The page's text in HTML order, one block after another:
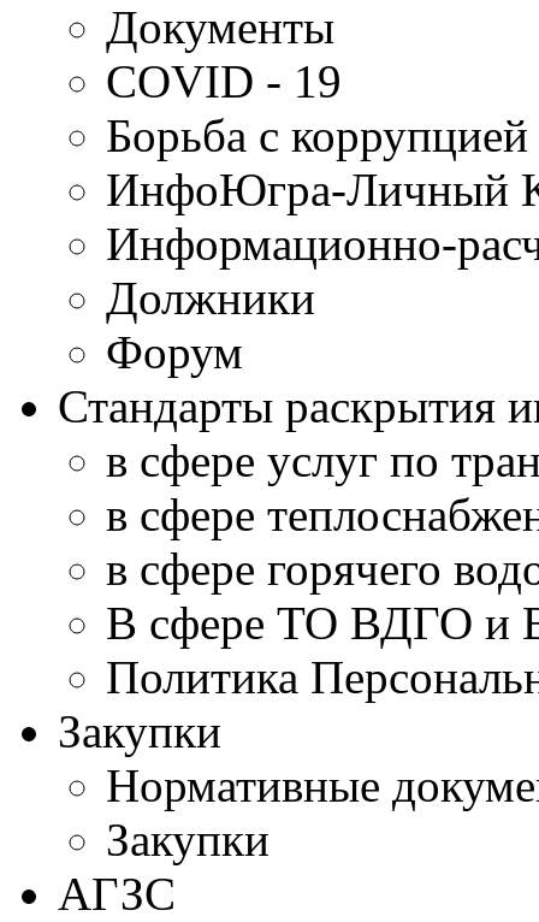
Документы
COVID - 19
Борьба с
ИнфоЮгра-Личный
Информационно-
Должники
Форум
Стандарты раскрытия
в сфере услуг по
в сфере
в сфере горячего
В сфере ТО ВДГО и
Политика
Закупки
Нормативные
Закупки
АГЗС